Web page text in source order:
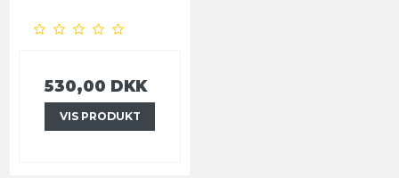
530,00 DKK
VIS PRODUKT